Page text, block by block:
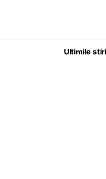
Ultimile stiri